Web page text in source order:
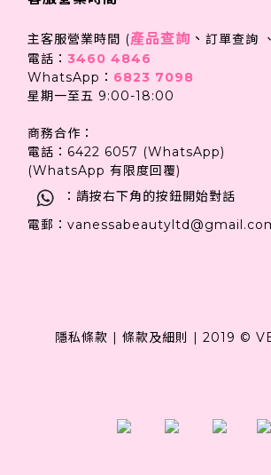
主客服營業時間 (產品查詢 、 訂單查詢
電話： 3460 4846
WhatsApp： 6823 7098
星期一至五 9:00-18:00
商務合作：
電話：6422 6057 (WhatsApp)
(WhatsApp 有限度回覆)
：請按右下角的按鈕開始對話
電郵：
隱私條款 | 條款及細則 | 2019 ©